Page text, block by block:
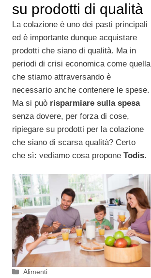
su prodotti di qualità
La colazione è uno dei pasti principali
ed è importante dunque acquistare
prodotti che siano di qualità. Ma in
periodi di crisi economica come quella
che stiamo attraversando è
necessario anche contenere le spese.
Ma si può risparmiare sulla spesa
senza dovere, per forza di cose,
ripiegare su prodotti per la colazione
che siano di scarsa qualità? Certo
che sì: vediamo cosa propone Todis.
Categorie
Alimenti